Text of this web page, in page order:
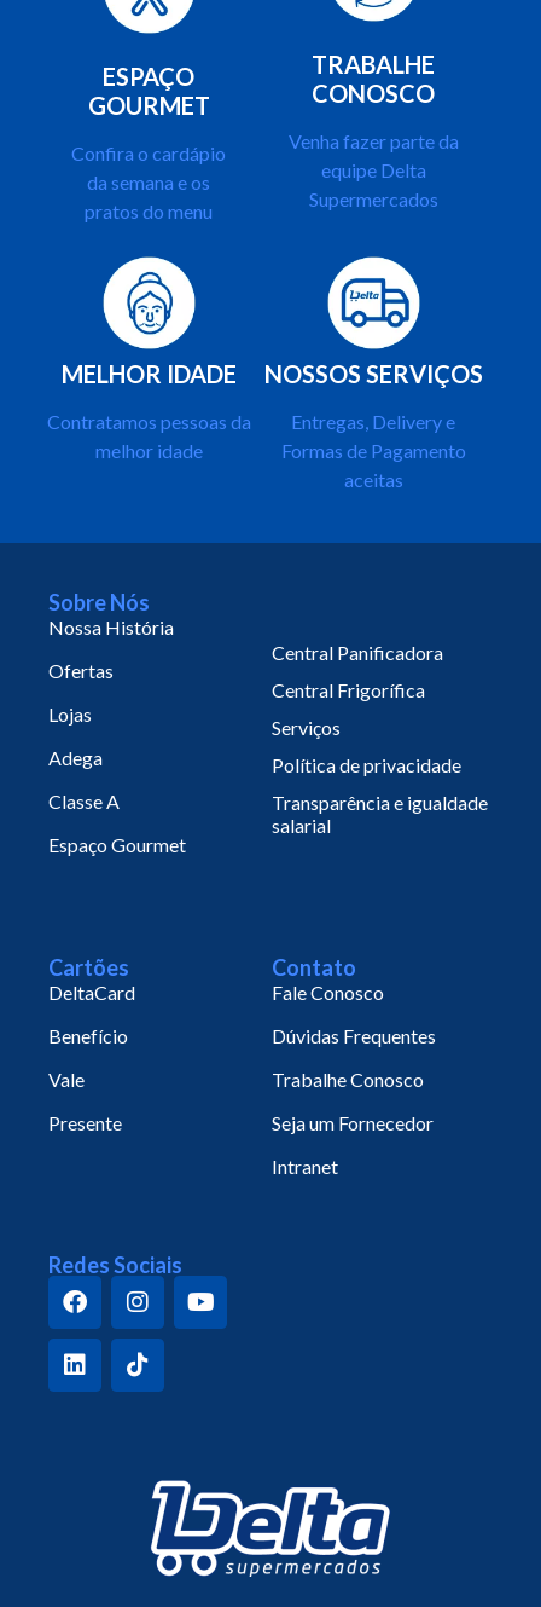
ESPAÇO
GOURMET
Confira o cardápio
da semana e os
pratos do menu
TRABALHE
CONOSCO
Venha fazer parte da
equipe Delta
Supermercados
MELHOR IDADE
Contratamos pessoas da
melhor idade
NOSSOS SERVIÇOS
Entregas, Delivery e
Formas de Pagamento
aceitas
Sobre Nós
Nossa História
Ofertas
Lojas
Adega
Classe A
Espaço Gourmet
Central Panificadora
Central Frigorífica
Serviços
Política de privacidade
Transparência e igualdade
salarial
Cartões
DeltaCard
Benefício
Vale
Presente
Contato
Fale Conosco
Dúvidas Frequentes
Trabalhe Conosco
Seja um Fornecedor
Intranet
Redes Sociais